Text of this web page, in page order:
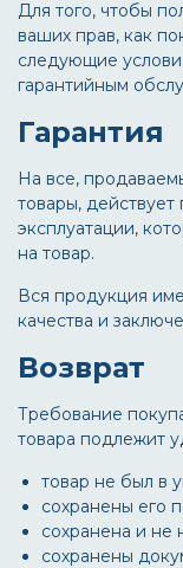
Для того, чтобы
ваших прав, как
следующие
гарантийным
Гарантия
На все,
товары, действует
эксплуатации,
на товар.
Вся продукция
качества и
Возврат
Требование
товара подлежит
товар не был в
сохранены его
сохранена и не
сохранены